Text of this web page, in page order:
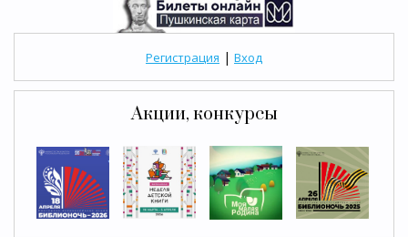
Регистрация | Вход
Акции, конкурсы